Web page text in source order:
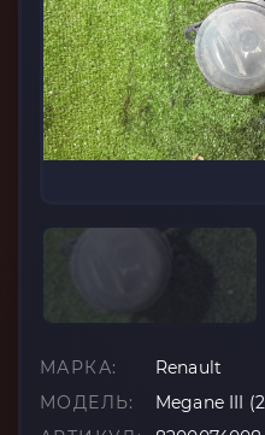
МАРКА:
Renault
МОДЕЛЬ:
Megane III